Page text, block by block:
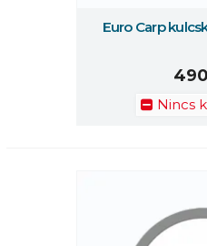
Euro Carp
Nincs